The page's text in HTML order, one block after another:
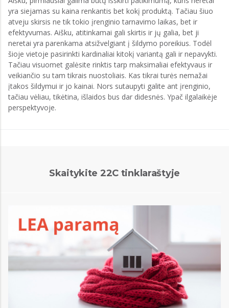
yra siejamas su kaina renkantis bet kokį produktą. Tačiau šiuo
atveju skirsis ne tik tokio įrenginio tarnavimo laikas, bet ir
efektyvumas. Aišku, atitinkamai gali skirtis ir jų galia, bet ji
neretai yra parenkama atsižvelgiant į šildymo poreikius. Todėl
šioje vietoje pasirinkti kardinaliai kitokį variantą gali ir nepavykti.
Tačiau visuomet galėsite rinktis tarp maksimaliai efektyvaus ir
veikiančio su tam tikrais nuostoliais. Kas tikrai turės nemažai
įtakos šildymui ir jo kainai. Nors sutaupyti galite ant įrenginio,
tačiau vėliau, tikėtina, išlaidos bus dar didesnės. Ypač ilgalaikėje
perspektyvoje.
Skaitykite 22C tinklaraštyje